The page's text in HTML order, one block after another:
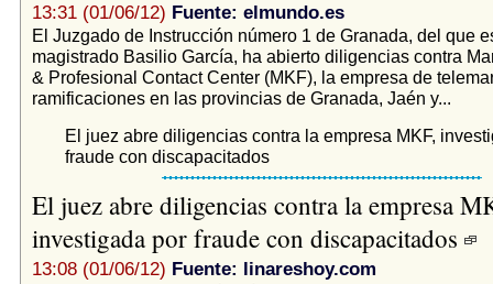
13:31 (01/06/12) Fuente: elmundo.es
El Juzgado de Instrucción número 1 de Granada, del que
magistrado Basilio García, ha abierto diligencias contra
& Profesional Contact Center (MKF), la empresa de
ramificaciones en las provincias de Granada, Jaén y...
El juez abre diligencias contra la empresa MKF,
fraude con discapacitados
El juez abre diligencias contra la empresa
investigada por fraude con discapacitados
13:08 (01/06/12) Fuente: linareshoy.com